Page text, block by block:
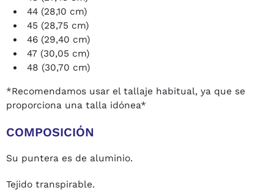
44 (28,10 cm)
45 (28,75 cm)
46 (29,40 cm)
47 (30,05 cm)
48 (30,70 cm)
*Recomendamos usar el tallaje habitual, ya que se
proporciona una talla idónea*
COMPOSICIÓN
Su puntera es de aluminio.
Tejido transpirable.